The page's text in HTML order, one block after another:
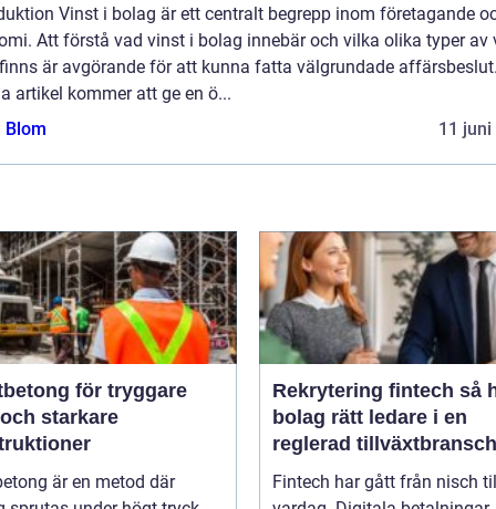
Vinst i bolag är ett centralt begrepp inom företagande
Att förstå vad vinst i bolag innebär och vilka olika typer av
är avgörande för att kunna fatta välgrundade
artikel kommer att ge en ö...
Blom
11 juni
för tryggare
starkare
är en metod där
Rekrytering fintech så hittar
bolag rätt ledare i en
reglerad tillväxtbransch
Fintech har gått från nisch